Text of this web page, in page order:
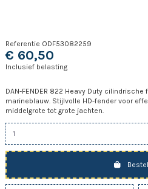
Referentie ODF53082259
€ 60,50
Inclusief belasting
DAN-FENDER 822 Heavy Duty
marineblauw. Stijlvolle HD-fender voor
middelgrote tot grote jachten.